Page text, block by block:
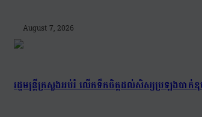
August 7, 2026
រដ្ឋមន្រ្តីក្រសួងអប់រំ លើកទឹកចិត្តដល់សិស្សប្រឡងបាក់ឌុ